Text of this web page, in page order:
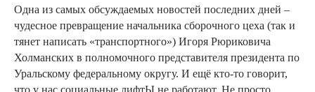
Одна из самых обсуждаемых новостей последних дней –
чудесное превращение начальника сборочного цеха (так и
тянет написать «транспортного») Игоря Рюриковича
Холманских в полномочного представителя президента по
Уральскому федеральному округу. И ещё кто-то говорит,
что у нас социальные лифтЫ не работают. Не просто